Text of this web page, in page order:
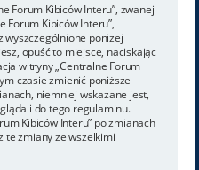
Forum Kibiców Interu”, zwanej
Forum Kibiców Interu”,
wyszczególnione poniżej
opuść to miejsce, naciskając
witryny „Centralne Forum
czasie zmienić poniższe
niemniej wskazane jest,
do tego regulaminu.
Kibiców Interu” po zmianach
te zmiany ze wszelkimi